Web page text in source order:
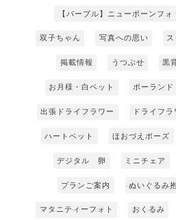
【パープル】ニューボーンフォ
双子ちゃん 写真への思い ス
掲載情報 うつぶせ 黒
お月様・白ベット ポーランド
出張ドライフラワー ドライフラ
ハートベット ほおづえポーズ
デジタル 卵 ミニチェア
プランご案内 ぬいぐるみ
マタニティーフォト おくるみ